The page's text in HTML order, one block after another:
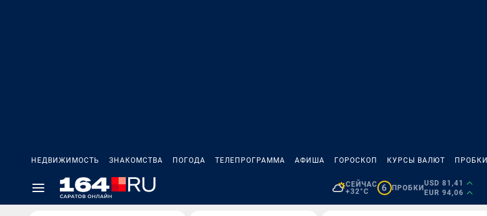
НЕДВИЖИМОСТЬ ЗНАКОМСТВА ПОГОДА ТЕЛЕПРОГРАММА АФИША ГОРОСКОП КУРСЫ ВАЛЮТ ПРОБКИ
СЕЙЧАС
+32°C
6 ПРОБКИ
USD 81,41
EUR 94,06